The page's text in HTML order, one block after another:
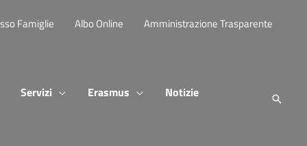
Famiglie Albo Online Amministrazione Trasparente
Servizi Erasmus Notizie